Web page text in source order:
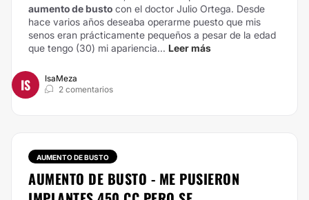
aumento de busto con el doctor Julio Ortega. Desde
hace varios años deseaba operarme puesto que mis
senos eran prácticamente pequeños a pesar de la edad
que tengo (30) mi apariencia... Leer más
IS
IsaMeza
2 comentarios
AUMENTO DE BUSTO
AUMENTO DE BUSTO - ME PUSIERON